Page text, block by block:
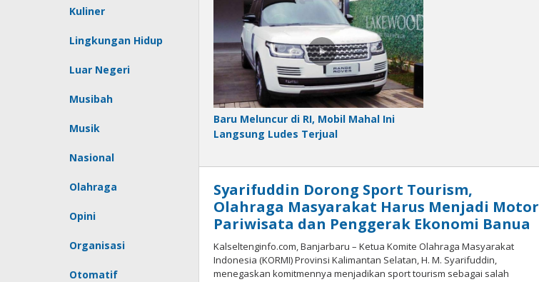
Kuliner
Lingkungan Hidup
Luar Negeri
Musibah
Musik
Nasional
Olahraga
Opini
Organisasi
Otomatif
Baru Meluncur di RI, Mobil Mahal Ini
Langsung Ludes Terjual
Syarifuddin Dorong Sport Tourism,
Olahraga Masyarakat Harus Menjadi Motor
Pariwisata dan Penggerak Ekonomi Banua
Kalseltenginfo.com, Banjarbaru – Ketua Komite Olahraga Masyarakat
Indonesia (KORMI) Provinsi Kalimantan Selatan, H. M. Syarifuddin,
menegaskan komitmennya menjadikan sport tourism sebagai salah